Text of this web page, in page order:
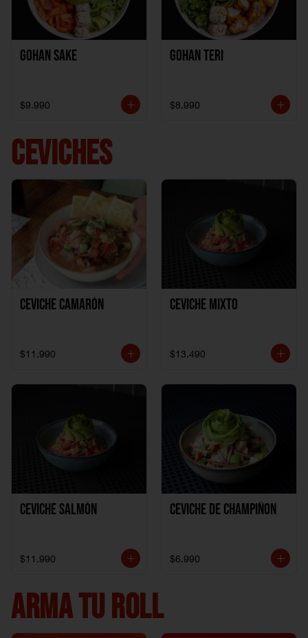
Gohan Sake
$9.990
Gohan Teri
$8.990
CEVICHES
Ceviche Camarón
$11.990
Ceviche Mixto
$13.490
Ceviche Salmón
$11.990
Ceviche de Champiñon
$6.990
ARMA TU ROLL